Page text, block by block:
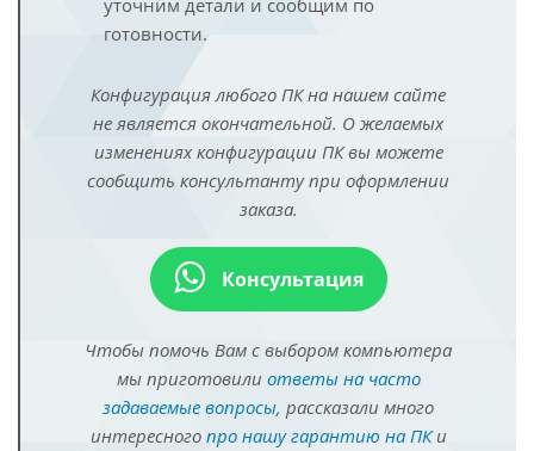
уточним детали и сообщим по
готовности.
Конфигурация любого ПК на нашем сайте
не является окончательной. О желаемых
изменениях конфигурации ПК вы можете
сообщить консультанту при оформлении
заказа.
Консультация
Чтобы помочь Вам с выбором компьютера
мы приготовили ответы на часто
задаваемые вопросы, рассказали много
интересного про нашу гарантию на ПКи